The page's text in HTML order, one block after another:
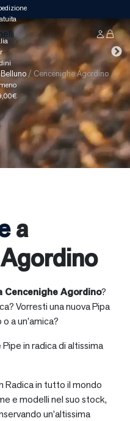
Belluno / Cencenighe Agordino
a
Cencenighe Agordino?
Vorresti una nuova Pipa
a un’amica?
in radica di altissima
Radica in tutto il mondo
e modelli nel suo stock,
un’altissima